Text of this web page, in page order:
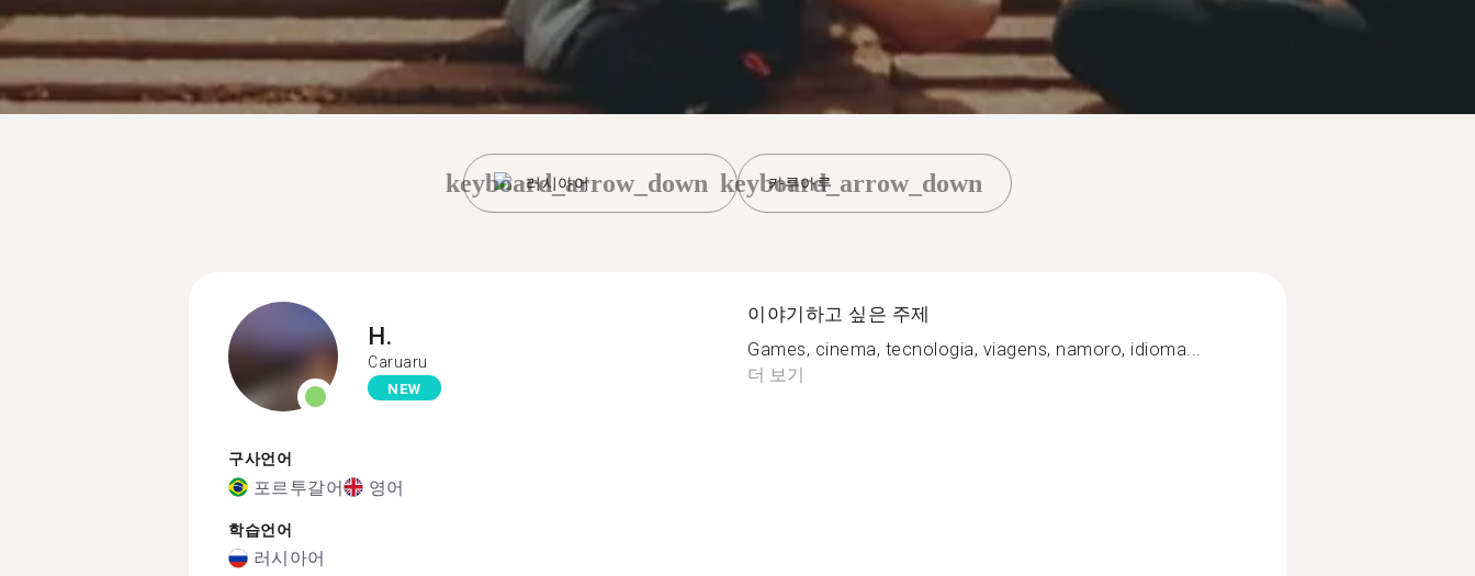
러시아어
keyboard_arrow_down 카루아루
keyboard_arrow_down
H.
Caruaru
NEW
구사언어
포르투갈어 영어
학습언어
러시아어
이야기하고 싶은 주제
Games, cinema, tecnologia, viagens, namoro, idioma...
더 보기